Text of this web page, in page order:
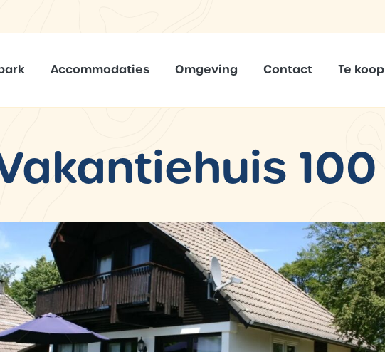
Accommodaties Omgeving Contact Te koop
100